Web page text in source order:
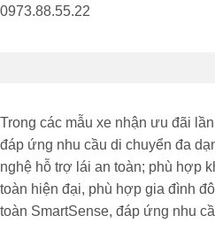
0973.88.55.22
Trong các mẫu xe nhận ưu đãi
đáp ứng nhu cầu di chuyển đa
nghệ hỗ trợ lái an toàn; phù hợp
toàn hiện đại, phù hợp gia đình
toàn SmartSense, đáp ứng nhu